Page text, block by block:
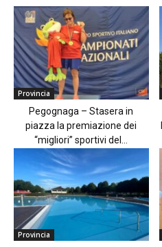
Provincia
Pegognaga – Stasera in
piazza la premiazione dei
“migliori” sportivi del...
Provincia